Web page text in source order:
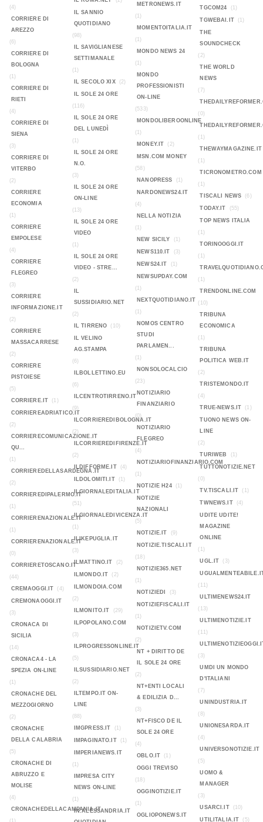
(4)
CORRIERE DI
AREZZO
(6)
CORRIERE DI
BOLOGNA
(1)
CORRIERE DI
RIETI
(4)
CORRIERE DI
SIENA
(3)
CORRIERE DI
VITERBO
(2)
CORRIERE
ECONOMIA
(1)
CORRIERE
EMPOLESE
(4)
CORRIERE
FLEGREO
(3)
CORRIERE
INFORMAZIONE.IT
(2)
CORRIERE
MASSACARRESE
(2)
CORRIERE
PISTOIESE
(5)
CORRIERE.IT
(1)
CORRIEREADRIATICO.IT
(2)
CORRIERECOMUNICAZIONE.IT
QU...
(1)
CORRIEREDELLASARDEGNA.IT
(2)
CORRIEREDIPALERMO.IT
(1)
CORRIERENAZIONALE.IT
(1)
CORRIERENAZIONALE.IT
(0)
CORRIERETOSCANO.IT
(44)
CREMAOGGI.IT
(4)
CREMONAOGGI.IT
(3)
CRONACA DI
SICILIA
(14)
CRONACA4 - LA
SPEZIA ON-LINE
(1)
CRONACHE DEL
MEZZOGIORNO
(2)
CRONACHE
DELLA CALABRIA
(5)
CRONACHE DI
ABRUZZO E
MOLISE
(4)
CRONACHEDELLACAMPANIA.IT
IL SANNIO
QUOTIDIANO
(98)
IL SAVIGLIANESE
SETTIMANALE
(1)
IL SECOLO XIX
(2)
IL SOLE 24 ORE
(116)
IL SOLE 24 ORE
DEL LUNEDÌ
(1)
IL SOLE 24 ORE
N.O.
(3)
IL SOLE 24 ORE
ON-LINE
(13)
IL SOLE 24 ORE
VIDEO
(1)
IL SOLE 24 ORE
VIDEO - STRE...
(2)
IL
SUSSIDIARIO.NET
(2)
IL TIRRENO
(10)
IL VELINO
AG.STAMPA
(6)
ILBOLLETTINO.EU
(6)
ILCENTROTIRRENO.IT
(9)
ILCORRIEREDIBOLOGNA.IT
(2)
ILCORRIEREDIFIRENZE.IT
(2)
ILDIFFORME.IT
(4)
ILDOLOMITI.IT (1)
ILGIORNALEDITALIA.IT
(51)
ILGIORNALEDIVICENZA.IT
(1)
ILIKEPUGLIA.IT
(3)
ILMATTINO.IT
(2)
ILMONDO.IT (2)
ILMONDOIA.COM
(2)
ILMONITO.IT
(29)
ILPOPOLANO.COM
(3)
ILPROGRESSONLINE.IT
(5)
ILSUSSIDIARIO.NET
(2)
ILTEMPO.IT ON-
LINE
(88)
IMGPRESS.IT
(1)
IMPAGINATO.IT (1)
IMPERIANEWS.IT
(1)
IMPRESA CITY
NEWS ON-LINE
(1)
IN.ALESSANDRIA.IT
METRONEWS.IT
(1)
MOMENTOITALIA.IT
(1)
MONDO NEWS 24
(1)
MONDO
PROFESSIONISTI
ON-LINE
(533)
MONDOLIBEROONLINE
(1)
MONEY.IT
(2)
MSN.COM MONEY
(58)
NANOPRESS
(1)
NARDONEWS24.IT
(4)
NELLA NOTIZIA
(1)
NEW SICILY
(1)
NEWS110.IT (3)
NEWS24.IT (1)
NEWSUPDAY.COM
(1)
NEXTQUOTIDIANO.IT
(1)
NOMOS CENTRO
STUDI
PARLAMEN...
(1)
NONSOLOCALCIO
(23)
NOTIZIARIO
FINANZIARIO
(0)
NOTIZIARIO
FLEGREO
(4)
NOTIZIARIOFINANZIARIO.COM
(1)
NOTIZIE H24
(1)
NOTIZIE
NAZIONALI
(5)
NOTIZIE.IT
(9)
NOTIZIE.TISCALI.IT
(18)
NOTIZIE365.NET
(1)
NOTIZIEDI
(3)
NOTIZIEFISCALI.IT
(1)
NOTIZIETV.COM
(2)
NT + DIRITTO DE
IL SOLE 24 ORE
(2)
NT+ENTI LOCALI
& EDILIZIA D...
(3)
NT+FISCO DE IL
SOLE 24 ORE
(4)
OBLO.IT
(1)
OGGI TREVISO
(18)
OGGINOTIZIE.IT
(1)
OGLIOPONEWS.IT
TGCOM24 (1)
TGWEBAI.IT (1)
THE
SOUNDCHECK
(2)
THE WORLD
NEWS
(7)
(0)
(1)
THEWAYMAGAZINE.IT
(1)
TICRONOMETRO.COM
(1)
TISCALI NEWS
(6)
TODAY.IT (55)
TOP NEWS ITALIA
(1)
TORINOOGGI.IT
(1)
(1)
TRENDONLINE.COM
(10)
TRIBUNA
ECONOMICA
(1)
TRIBUNA
POLITICA WEB.IT
(2)
TRISTEMONDO.IT
(4)
TRUE-NEWS.IT
(1)
TUONO NEWS ON-
LINE
(2)
TURIWEB
(1)
TUTTONOTIZIE.NET
(0)
TV.TISCALI.IT
(1)
TWNEWS.IT (4)
UDITE UDITE!
MAGAZINE
ONLINE
(1)
UGL.IT
(3)
(11)
ULTIMENEWS24.IT
(13)
ULTIMENOTIZIE.IT
(11)
(3)
UMDI UN MONDO
D'ITALIANI
(7)
UNINDUSTRIA.IT
(8)
UNIONESARDA.IT
(4)
UNIVERSONOTIZIE.IT
(5)
UOMO &
MANAGER
(3)
USARCI.IT
(10)
UTILITALIA.IT (5)